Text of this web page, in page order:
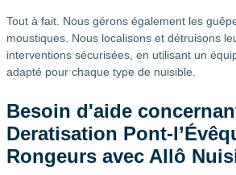
Tout à fait. Nous gérons également les
moustiques. Nous localisons et détruisons
interventions sécurisées, en utilisant un
adapté pour chaque type de nuisible.
Besoin d'aide
Deratisation Pont-
Rongeurs avec Allô